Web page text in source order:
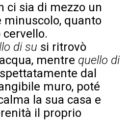
ci sia di mezzo un
quanto
di su si ritrovò
mentre quello di
dal
muro, poté
la sua casa e
il proprio